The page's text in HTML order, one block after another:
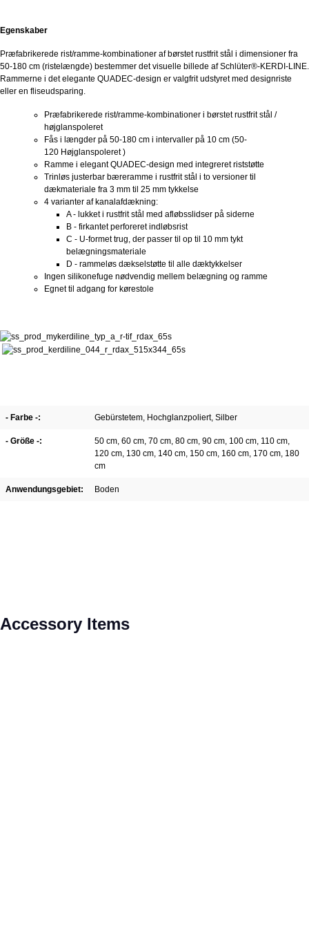
Egenskaber
Præfabrikerede rist/ramme-kombinationer af børstet rustfrit stål i dimensioner fra
50-180 cm (ristelængde) bestemmer det visuelle billede afSchlüter®-KERDI-LINE.
Rammerne i det elegante QUADEC-design er valgfrit udstyret med designriste
eller en fliseudsparing.
Præfabrikerede rist/ramme-kombinationer i børstet rustfrit stål /
højglanspoleret
Fås i længder på 50-180 cm i intervaller på 10 cm (50-
120 Højglanspoleret )
Ramme i elegant QUADEC-design med integreret riststøtte
Trinløs justerbar bæreramme i rustfrit stål i to versioner til
dækmateriale fra 3 mm til 25 mm tykkelse
4 varianter af kanalafdækning:
A - lukket i rustfrit stål med afløbsslidser på siderne
B - firkantet perforeret indløbsrist
C - U-formet trug, der passer til op til 10 mm tykt
belægningsmateriale
D - rammeløs dækselstøtte til alle dæktykkelser
Ingen silikonefuge nødvendig mellem belægning og ramme
Egnet til adgang for kørestole
- Farbe -: Gebürstetem, Hochglanzpoliert, Silber
- Größe -: 50 cm, 60 cm, 70 cm, 80 cm, 90 cm, 100 cm, 110 cm,
120 cm, 130 cm, 140 cm, 150 cm, 160 cm, 170 cm, 180
cm
Anwendungsgebiet: Boden
Spring produktgalleriet over
Accessory Items